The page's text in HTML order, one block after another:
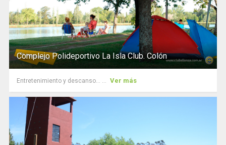
Complejo Polideportivo La Isla Club. Colón
Entretenimiento y descanso... ... Ver más